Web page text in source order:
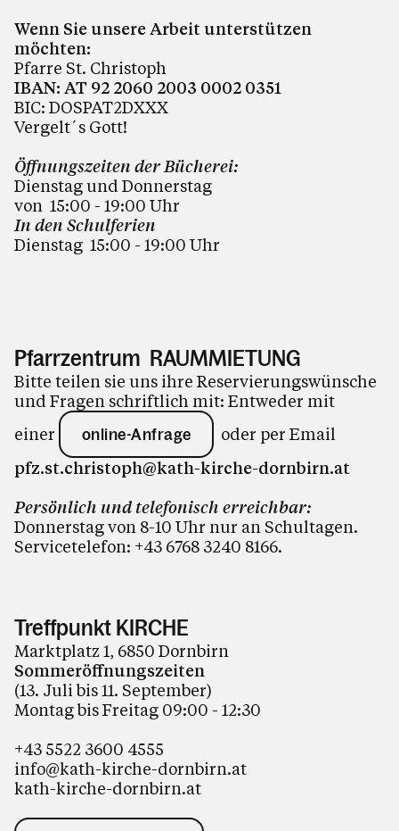
Wenn Sie unsere Arbeit unterstützen
möchten:
Pfarre St. Christoph
IBAN: AT 92 2060 2003 0002 0351
BIC: DOSPAT2DXXX
Vergelt´s Gott!
Öffnungszeiten der Bücherei:
Dienstag und Donnerstag
von 15:00 - 19:00 Uhr
In den Schulferien
Dienstag 15:00 - 19:00 Uhr
Pfarrzentrum RAUMMIETUNG
Bitte teilen sie uns ihre Reservierungswünsche
und Fragen schriftlich mit: Entweder mit
einer
online-Anfrage
oder per Email
pfz.st.christoph@kath-kirche-dornbirn.at
Persönlich und telefonisch erreichbar:
Donnerstag von 8-10 Uhr nur an Schultagen.
Servicetelefon: +43 6768 3240 8166.
Treffpunkt KIRCHE
Marktplatz 1, 6850 Dornbirn
Sommeröffnungszeiten
(13. Juli bis 11. September)
Montag bis Freitag 09:00 - 12:30
+43 5522 3600 4555
info@kath-kirche-dornbirn.at
kath-kirche-dornbirn.at